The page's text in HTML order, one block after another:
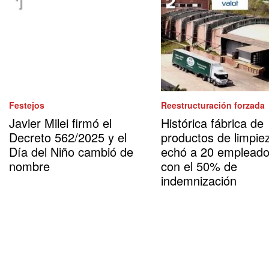
Festejos
Javier Milei firmó el
Decreto 562/2025 y el
Día del Niño cambió de
nombre
Reestructuración forzada
Histórica fábrica de
productos de
echó a 20
con el 50% de
indemnización